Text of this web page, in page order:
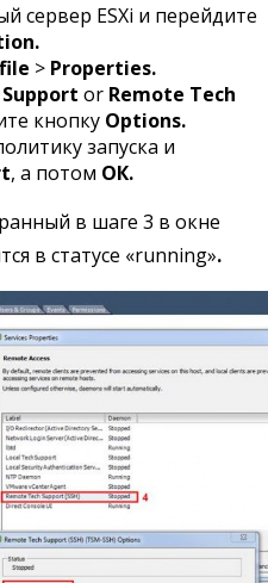
сервер ESXi и перейдите
> Properties.
or Remote Tech
кнопку Options.
запуска и
, а потом ОК.
в шаге 3 в окне
в статусе «running».